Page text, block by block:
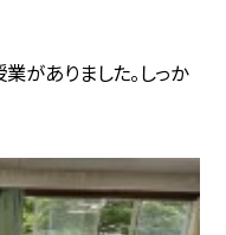
がありました。しっか